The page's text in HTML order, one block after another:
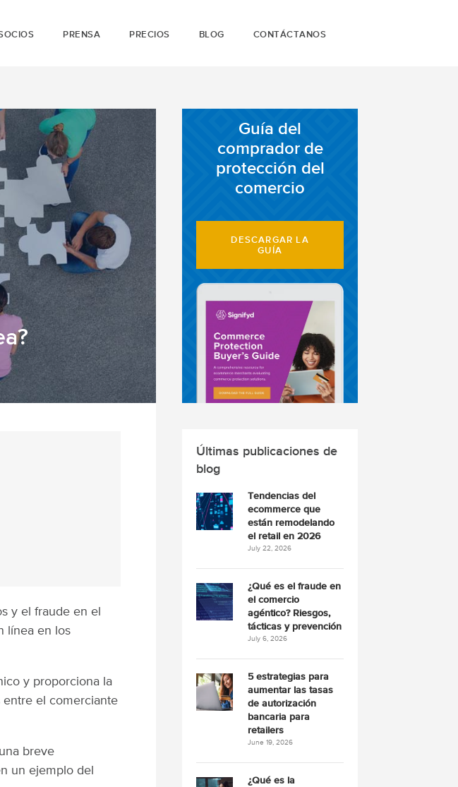
PRENSA PRECIOS BLOG CONTÁCTANOS
Guía del
comprador de
protección del
comercio
DESCARGAR LA
GUÍA
y el fraude en el
línea en los
y proporciona la
el comerciante
breve
un ejemplo del
Últimas publicaciones de
blog
Tendencias del
ecommerce que
están remodelando
el retail en 2026
July 22, 2026
¿Qué es el fraude en
el comercio
agéntico? Riesgos,
tácticas y prevención
July 6, 2026
5 estrategias para
aumentar las tasas
de autorización
bancaria para
retailers
June 19, 2026
¿Qué es la